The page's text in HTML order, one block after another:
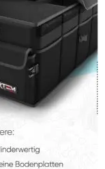
5
1
2
1
2
3
1